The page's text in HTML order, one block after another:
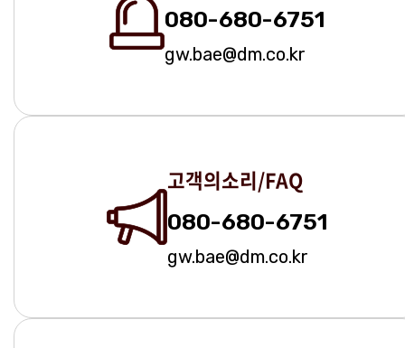
080-680-6751
gw.bae@dm.co.kr
고객의소리/FAQ
080-680-6751
gw.bae@dm.co.kr